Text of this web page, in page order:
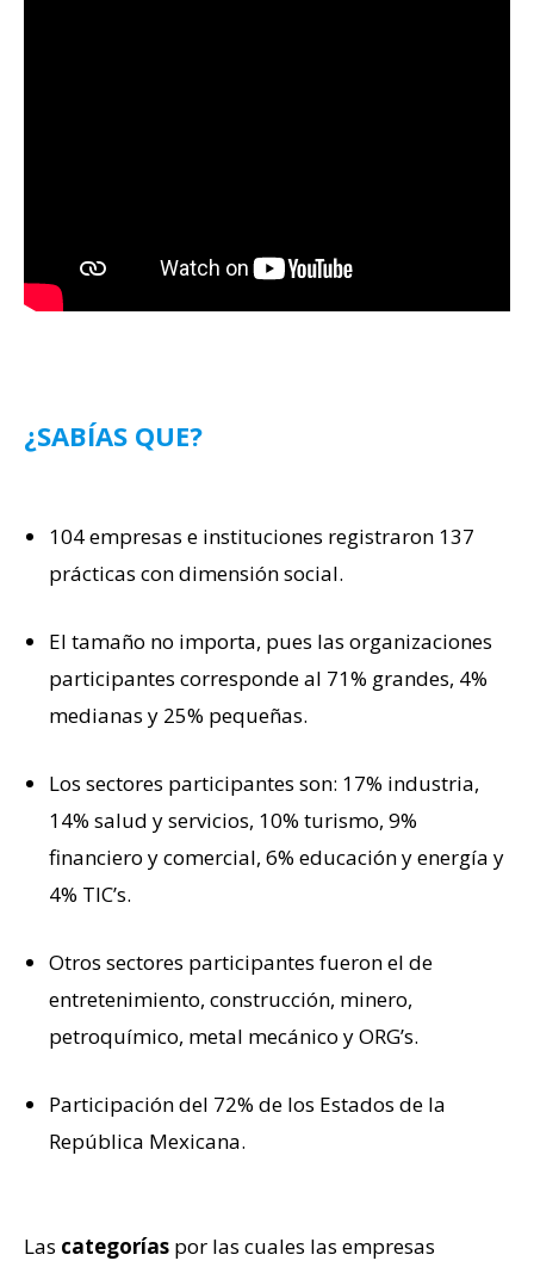
¿SABÍAS QUE?
104 empresas e instituciones registraron 137
prácticas con dimensión social.
El tamaño no importa, pues las organizaciones
participantes corresponde al 71% grandes, 4%
medianas y 25% pequeñas.
Los sectores participantes son: 17% industria,
14% salud y servicios, 10% turismo, 9%
financiero y comercial, 6% educación y energía y
4% TIC’s.
Otros sectores participantes fueron el de
entretenimiento, construcción, minero,
petroquímico, metal mecánico y ORG’s.
Participación del 72% de los Estados de la
República Mexicana.
Las categorías por las cuales las empresas